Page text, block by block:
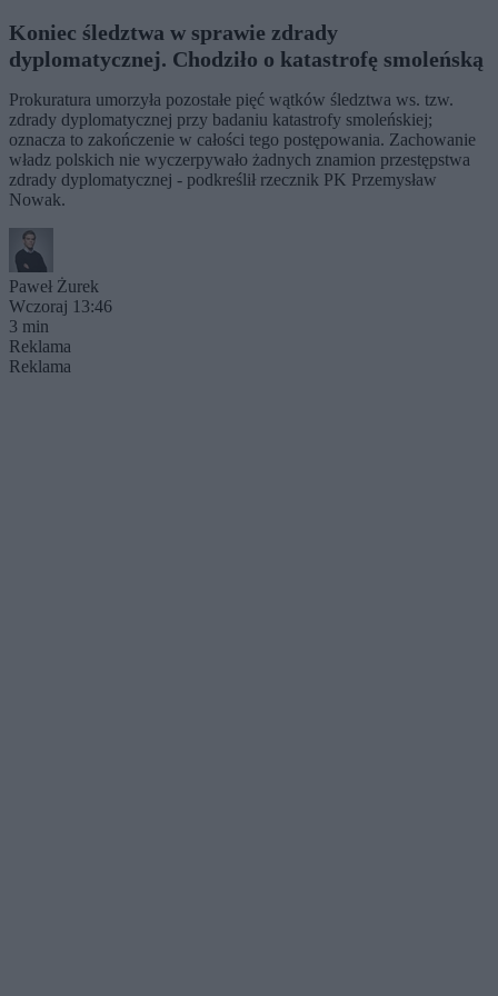
Koniec śledztwa w sprawie zdrady
dyplomatycznej. Chodziło o katastrofę smoleńską
Prokuratura umorzyła pozostałe pięć wątków śledztwa ws. tzw.
zdrady dyplomatycznej przy badaniu katastrofy smoleńskiej;
oznacza to zakończenie w całości tego postępowania. Zachowanie
władz polskich nie wyczerpywało żadnych znamion przestępstwa
zdrady dyplomatycznej - podkreślił rzecznik PK Przemysław
Nowak.
Paweł Żurek
Wczoraj 13:46
3 min
Reklama
Reklama